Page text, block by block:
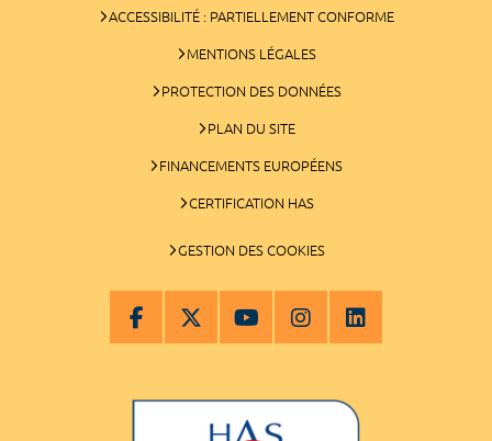
ACCESSIBILITÉ : PARTIELLEMENT CONFORME
MENTIONS LÉGALES
PROTECTION DES DONNÉES
PLAN DU SITE
FINANCEMENTS EUROPÉENS
CERTIFICATION HAS
GESTION DES COOKIES